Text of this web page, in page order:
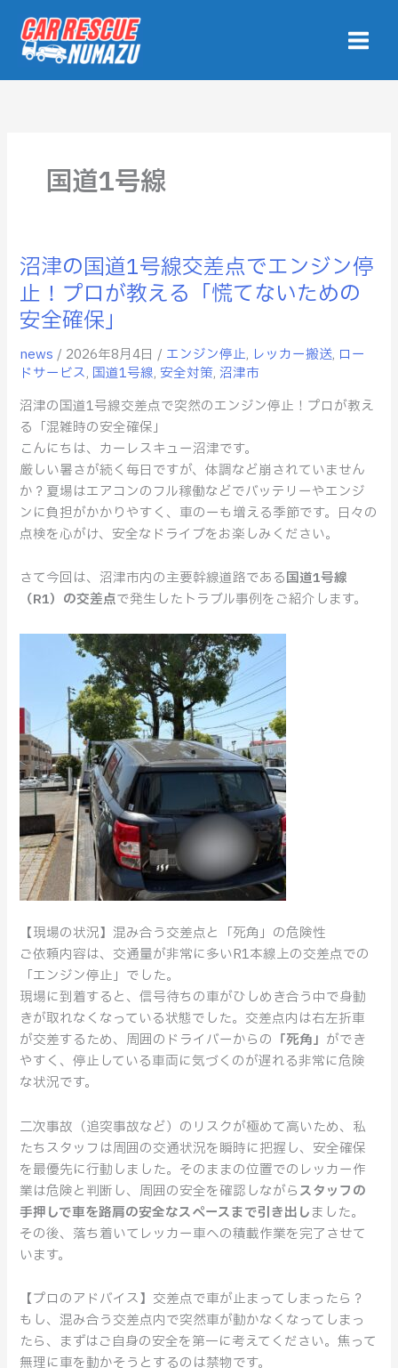
国道1号線
沼津の国道1号線交差点でエンジン停
止！プロが教える「慌てないための
安全確保」
news / 2026年8月4日/ エンジン停止, レッカー搬送, ロー
ドサービス, 国道1号線, 安全対策,沼津市
沼津の国道1号線交差点で突然のエンジン停止！プロが教え
る「混雑時の安全確保」
こんにちは、カーレスキュー沼津です。
厳しい暑さが続く毎日ですが、体調など崩されていません
か？夏場はエアコンのフル稼働などでバッテリーやエンジ
ンに負担がかかりやすく、車のーも増える季節です。日々の
点検を心がけ、安全なドライブをお楽しみください。
さて今回は、沼津市内の主要幹線道路である国道1号線
（R1）の交差点で発生したトラブル事例をご紹介します。
【現場の状況】混み合う交差点と「死角」の危険性
ご依頼内容は、交通量が非常に多いR1本線上の交差点での
「エンジン停止」でした。
現場に到着すると、信号待ちの車がひしめき合う中で身動
きが取れなくなっている状態でした。交差点内は右左折車
が交差するため、周囲のドライバーからの 「死角」 ができ
やすく、停止している車両に気づくのが遅れる非常に危険
な状況です。
二次事故（追突事故など）のリスクが極めて高いため、私
たちスタッフは周囲の交通状況を瞬時に把握し、安全確保
を最優先に行動しました。そのままの位置でのレッカー作
業は危険と判断し、周囲の安全を確認しながらスタッフの
手押しで車を路肩の安全なスペースまで引き出しました。
その後、落ち着いてレッカー車への積載作業を完了させて
います。
【プロのアドバイス】交差点で車が止まってしまったら？
もし、混み合う交差点内で突然車が動かなくなってしまっ
たら、まずはご自身の安全を第一に考えてください。焦って
無理に車を動かそうとするのは禁物です。
沼
津
の
国
道
1
線
交
差
点
で
エ
ン
ン
停
教
え
る
「慌
て
な
い
た
め
の
安
全
確
保」